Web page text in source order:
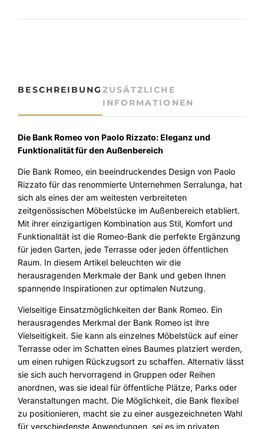
a
e
n
d
o
r
–
O
u
t
d
o
o
r
e
r
r
a
l
u
n
g
a
BESCHREIBUNG ZUSÄTZLICHE
INFORMATIONEN
Die Bank Romeo von Paolo Rizzato: Eleganz und
Funktionalität für den Außenbereich
Die Bank Romeo, ein beeindruckendes Design von Paolo
Rizzato für das renommierte Unternehmen Serralunga, hat
sich als eines der am weitesten verbreiteten
zeitgenössischen Möbelstücke im Außenbereich etabliert.
Mit ihrer einzigartigen Kombination aus Stil, Komfort und
Funktionalität ist die Romeo-Bank die perfekte Ergänzung
für jeden Garten, jede Terrasse oder jeden öffentlichen
Raum. In diesem Artikel beleuchten wir die
herausragenden Merkmale der Bank und geben Ihnen
spannende Inspirationen zur optimalen Nutzung.
Vielseitige Einsatzmöglichkeiten der Bank Romeo. Ein
herausragendes Merkmal der Bank Romeo ist ihre
Vielseitigkeit. Sie kann als einzelnes Möbelstück auf einer
Terrasse oder im Schatten eines Baumes platziert werden,
um einen ruhigen Rückzugsort zu schaffen. Alternativ lässt
sie sich auch hervorragend in Gruppen oder Reihen
anordnen, was sie ideal für öffentliche Plätze, Parks oder
Veranstaltungen macht. Die Möglichkeit, die Bank flexibel
zu positionieren, macht sie zu einer ausgezeichneten Wahl
für verschiedenste Anwendungen, sei es im privaten